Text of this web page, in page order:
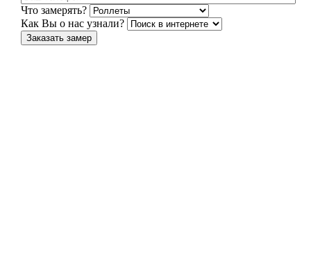
Что замерять?
Как Вы о нас узнали?
Заказать замер